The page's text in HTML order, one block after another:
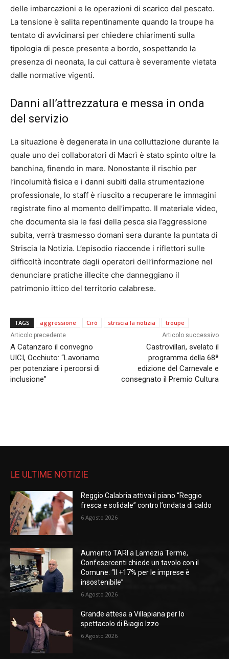
delle imbarcazioni e le operazioni di scarico del pescato.
La tensione è salita repentinamente quando la troupe ha
tentato di avvicinarsi per chiedere chiarimenti sulla
tipologia di pesce presente a bordo, sospettando la
presenza di neonata, la cui cattura è severamente vietata
dalle normative vigenti.
Danni all’attrezzatura e messa in onda
del servizio
La situazione è degenerata in una colluttazione durante la
quale uno dei collaboratori di Macrì è stato spinto oltre la
banchina, finendo in mare. Nonostante il rischio per
l’incolumità fisica e i danni subiti dalla strumentazione
professionale, lo staff è riuscito a recuperare le immagini
registrate fino al momento dell’impatto. Il materiale video,
che documenta sia le fasi della pesca sia l’aggressione
subita, verrà trasmesso domani sera durante la puntata di
Striscia la Notizia. L’episodio riaccende i riflettori sulle
difficoltà incontrate dagli operatori dell’informazione nel
denunciare pratiche illecite che danneggiano il
patrimonio ittico del territorio calabrese.
TAGS aggressione Cirò striscia la notizia troupe
Articolo precedente
A Catanzaro il convegno
UICI, Occhiuto: “Lavoriamo
per potenziare i percorsi di
inclusione”
Articolo successivo
Castrovillari, svelato il
programma della 68ª
edizione del Carnevale e
consegnato il Premio Cultura
LE ULTIME NOTIZIE
Reggio Calabria attiva il piano “Reggio
fresca e solidale” contro l’ondata di caldo
6 Agosto 2026
Aumento TARI a Lamezia Terme,
Confesercenti chiede un tavolo con il
Comune: “Il +17% per le imprese è
insostenibile”
6 Agosto 2026
Grande attesa a Villapiana per lo
spettacolo di Biagio Izzo
6 Agosto 2026